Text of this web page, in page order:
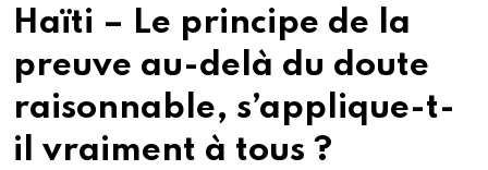
Haïti – Le principe de la
preuve au-delà du doute
raisonnable, s’applique-t-
il vraiment à tous ?